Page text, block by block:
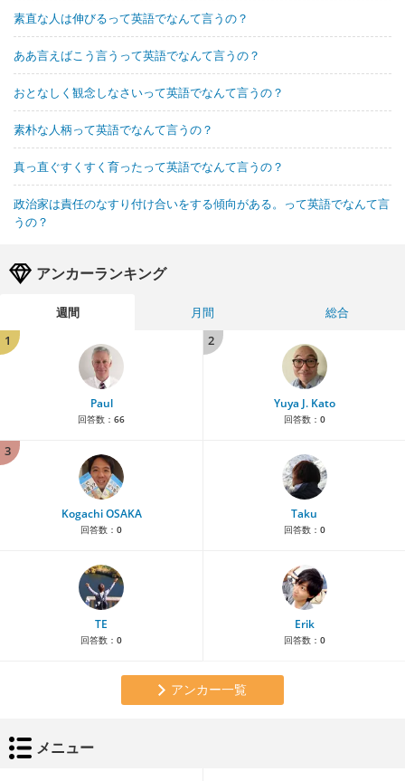
素直な人は伸びるって英語でなんて言うの？
ああ言えばこう言うって英語でなんて言うの？
おとなしく観念しなさいって英語でなんて言うの？
素朴な人柄って英語でなんて言うの？
真っ直ぐすくすく育ったって英語でなんて言うの？
政治家は責任のなすり付け合いをする傾向がある。って英語でなんて言
うの？
アンカーランキング
週間 月間
総合
1
Paul
回答数： 66
2
Yuya J. Kato
回答数： 0
3
Kogachi OSAKA
回答数： 0
Taku
回答数： 0
TE
回答数： 0
Erik
回答数： 0
アンカー一覧
メニュー